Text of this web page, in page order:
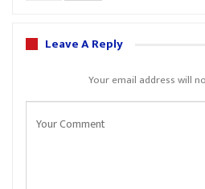
Leave A Reply
Your email address will